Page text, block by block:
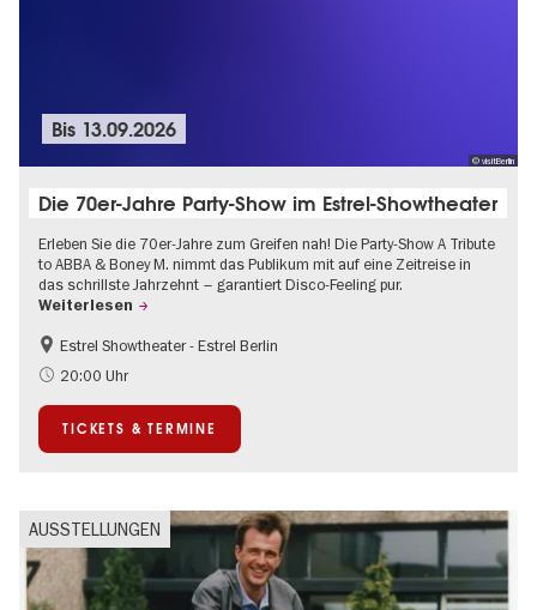
© visitBerlin
Bis 13.09.2026
Die 70er-Jahre Party-Show im Estrel-Showtheater
Erleben Sie die 70er-Jahre zum Greifen nah! Die Party-Show A Tribute
to ABBA & Boney M. nimmt das Publikum mit auf eine Zeitreise in
das schrillste Jahrzehnt – garantiert Disco-Feeling pur.
Weiterlesen
Barrierefrei
Musikstadt
Estrel Showtheater - Estrel Berlin
20:00 Uhr
TICKETS & TERMINE
AUSSTELLUNGEN